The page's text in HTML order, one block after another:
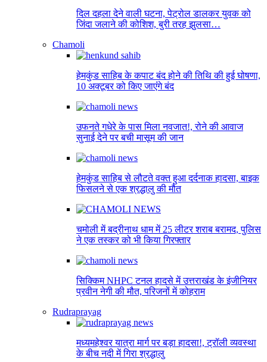
दिल दहला देने वाली घटना, पेट्रोल डालकर युवक को
जिंदा जलाने की कोशिश, बुरी तरह झुलसा…
Chamoli
हेमकुंड साहिब के कपाट बंद होने की तिथि की हुई घोषणा,
10 अक्टूबर को किए जाएंंगे बंद
उफनते गधेरे के पास मिला नवजात!, रोने की आवाज
सुनाई देने पर बची मासूम की जान
हेमकुंड साहिब से लौटते वक्त हुआ दर्दनाक हादसा, बाइक
फिसलने से एक श्रद्धालु की मौत
चमोली में बद्रीनाथ धाम में 25 लीटर शराब बरामद, पुलिस
ने एक तस्कर को भी किया गिरफ्तार
सिक्किम NHPC टनल हादसे में उत्तराखंड के इंजीनियर
प्रवीन नेगी की मौत, परिजनों में कोहराम
Rudraprayag
मध्यमहेश्वर यात्रा मार्ग पर बड़ा हादसा!, ट्रॉली व्यवस्था
के बीच नदी में गिरा श्रद्धालु